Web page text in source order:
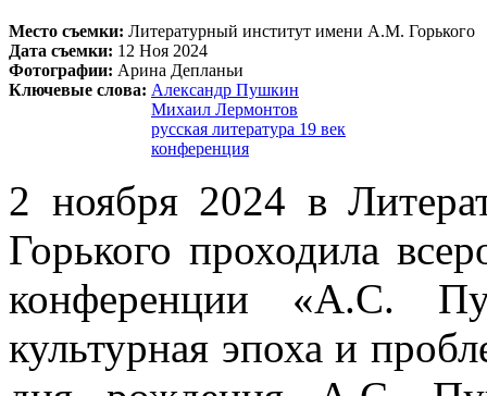
Место съемки: Литературный институт имени А.М. Горького
Дата съемки: 12 Ноя 2024
Фотографии: Арина Депланьи
Ключевые слова: Александр Пушкин
Михаил Лермонтов
русская литература 19 век
конференция
2 ноября 2024 в
Горького проходила
конференции «А.С.
культурная эпоха и